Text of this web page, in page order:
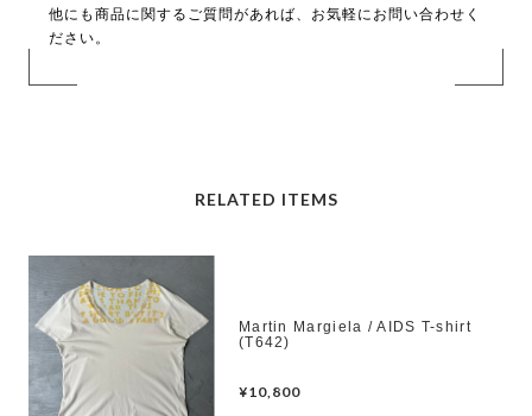
他にも商品に関するご質問があれば、お気軽にお問い合わせく
ださい。
RELATED ITEMS
Martin Margiela / AIDS T-shirt
(T642)
¥10,800